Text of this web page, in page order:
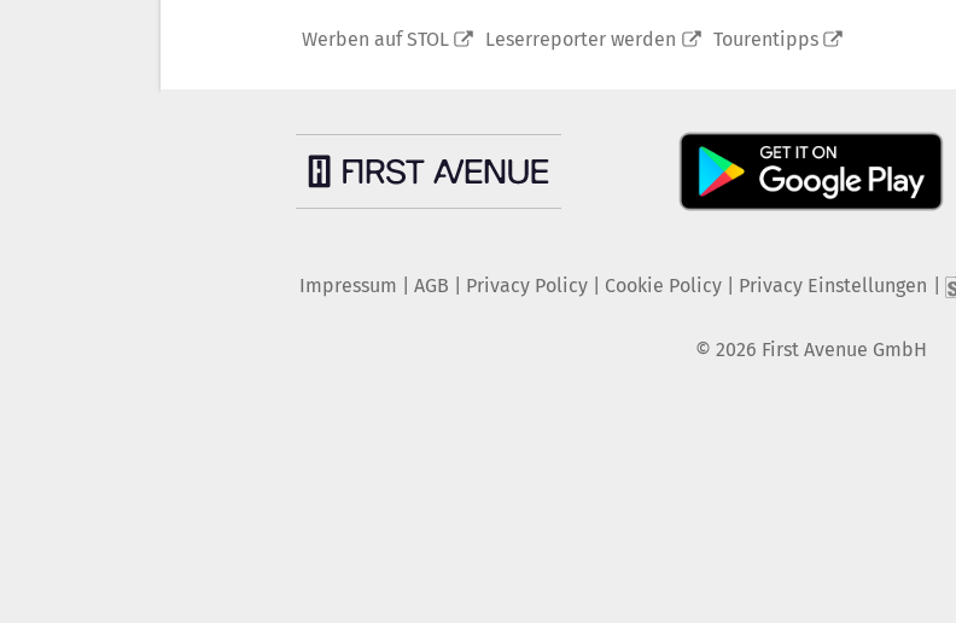
Werben auf STOL Leserreporter werden Tourentipps
Impressum AGB Privacy Policy| Cookie Policy| Privacy Einstellungen
© 2026 First Avenue GmbH